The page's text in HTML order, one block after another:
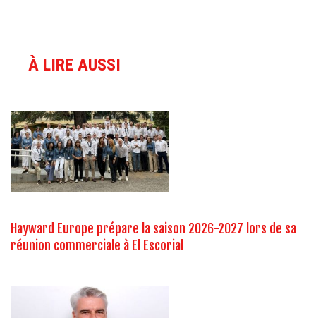
À LIRE AUSSI
Hayward Europe prépare la saison 2026-2027 lors de sa
réunion commerciale à El Escorial